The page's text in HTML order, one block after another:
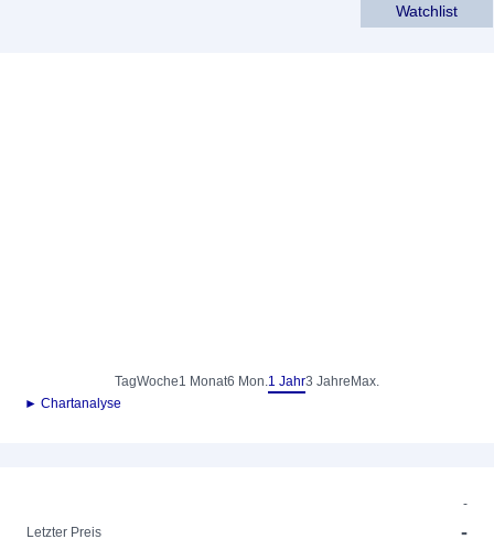
Watchlist
TagWoche1 Monat6 Mon.1 Jahr3 Jahre Max.
► Chartanalyse
-
Letzter Preis
-